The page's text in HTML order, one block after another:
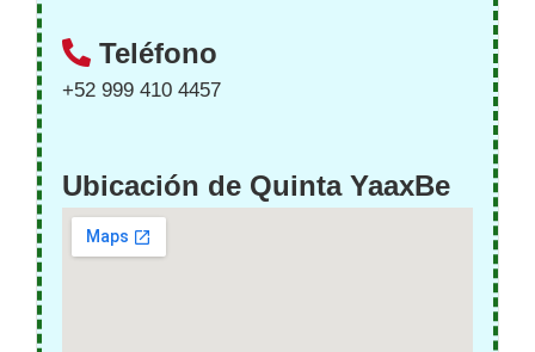
Teléfono
+52 999 410 4457
Ubicación de Quinta YaaxBe